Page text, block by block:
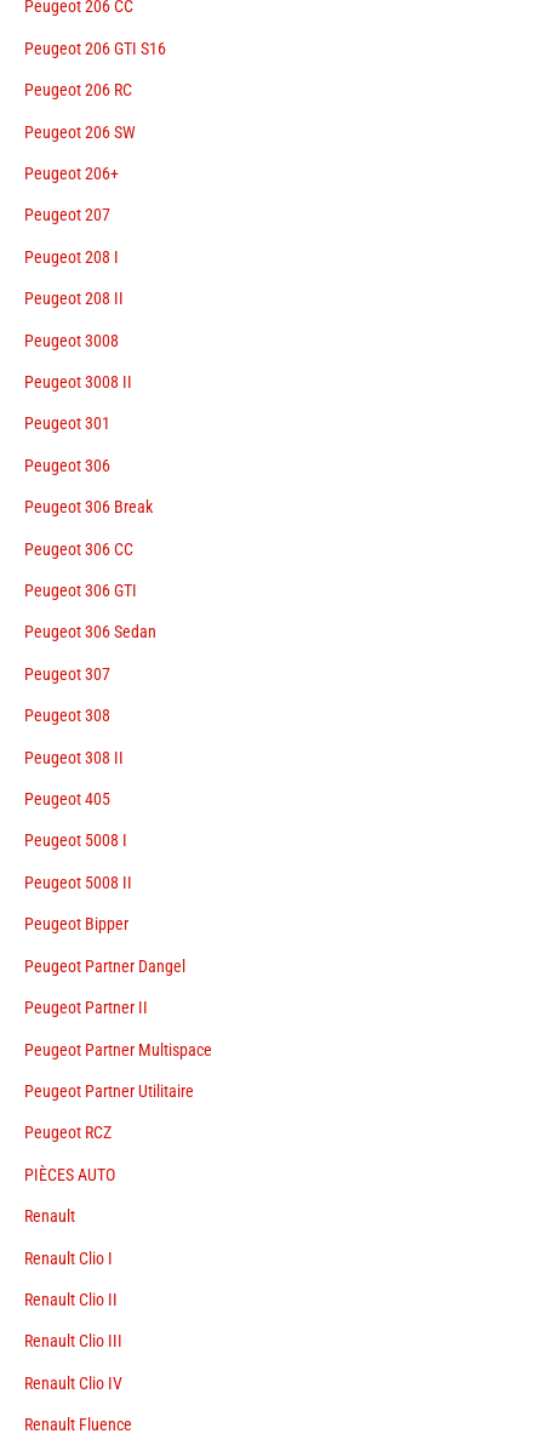
Peugeot 206 CC
Peugeot 206 GTI S16
Peugeot 206 RC
Peugeot 206 SW
Peugeot 206+
Peugeot 207
Peugeot 208 I
Peugeot 208 II
Peugeot 3008
Peugeot 3008 II
Peugeot 301
Peugeot 306
Peugeot 306 Break
Peugeot 306 CC
Peugeot 306 GTI
Peugeot 306 Sedan
Peugeot 307
Peugeot 308
Peugeot 308 II
Peugeot 405
Peugeot 5008 I
Peugeot 5008 II
Peugeot Bipper
Peugeot Partner Dangel
Peugeot Partner II
Peugeot Partner Multispace
Peugeot Partner Utilitaire
Peugeot RCZ
PIÈCES AUTO
Renault
Renault Clio I
Renault Clio II
Renault Clio III
Renault Clio IV
Renault Fluence